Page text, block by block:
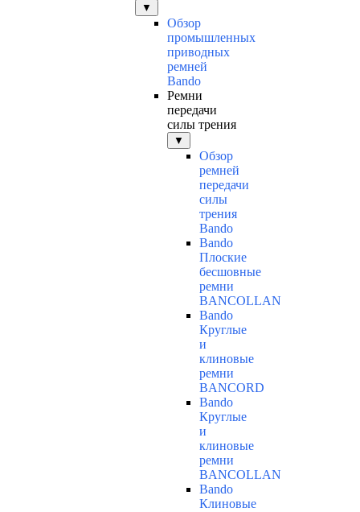
▼
Обзор
промышленных
приводных
ремней
Bando
Ремни
передачи
силы трения
▼
Обзор
ремней
передачи
силы
трения
Bando
Bando
Плоские
бесшовные
ремни
BANCOLLAN
Bando
Круглые
и
клиновые
ремни
BANCORD
Bando
Круглые
и
клиновые
ремни
BANCOLLAN
Bando
Клиновые